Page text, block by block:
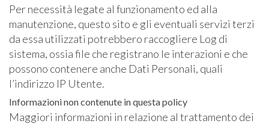
Per necessità legate al funzionamento ed alla
manutenzione, questo sito e gli eventuali servizi terzi
da essa utilizzati potrebbero raccogliere Log di
sistema, ossia file che registrano le interazioni e che
possono contenere anche Dati Personali, quali
l’indirizzo IP Utente.
Informazioni non contenute in questa policy
Maggiori informazioni in relazione al trattamento dei